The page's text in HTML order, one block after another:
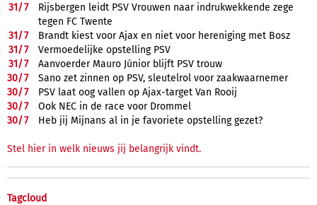
31/7
Rijsbergen leidt PSV Vrouwen naar indrukwekkende zege
tegen FC Twente
31/7
Brandt kiest voor Ajax en niet voor hereniging met Bosz
31/7
Vermoedelijke opstelling PSV
31/7
Aanvoerder Mauro Júnior blijft PSV trouw
30/7
Sano zet zinnen op PSV, sleutelrol voor zaakwaarnemer
30/7
PSV laat oog vallen op Ajax-target Van Rooij
30/7
Ook NEC in de race voor Drommel
30/7 Heb jij Mijnans al in je favoriete opstelling gezet?
Stel hier in welk nieuws jij belangrijk vindt.
Tagcloud